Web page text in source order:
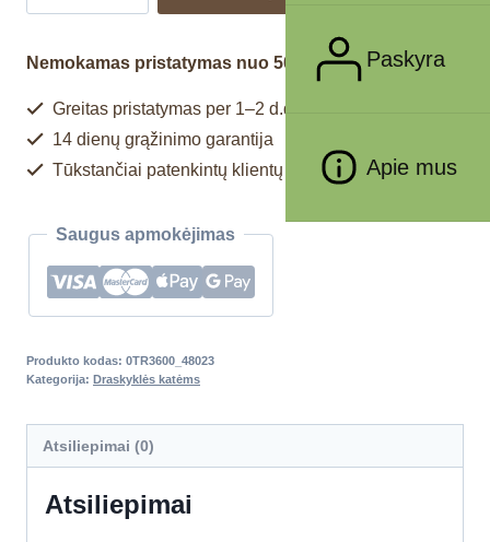
Paskyra
Apie mus
Nemokamas pristatymas nuo 50€
Greitas pristatymas per 1–2 d.d.
14 dienų grąžinimo garantija
Tūkstančiai patenkintų klientų
Saugus apmokėjimas
Produkto kodas: 0TR3600_48023
Kategorija: Draskyklės katėms
Atsiliepimai (0)
Atsiliepimai